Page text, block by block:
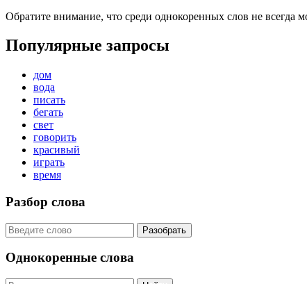
Обратите внимание, что среди однокоренных слов не всегда
Популярные запросы
дом
вода
писать
бегать
свет
говорить
красивый
играть
время
Разбор слова
Разобрать
Однокоренные слова